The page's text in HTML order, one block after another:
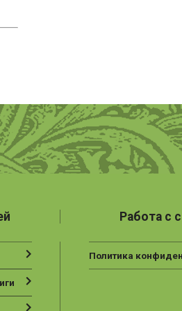
Работа с
Политика